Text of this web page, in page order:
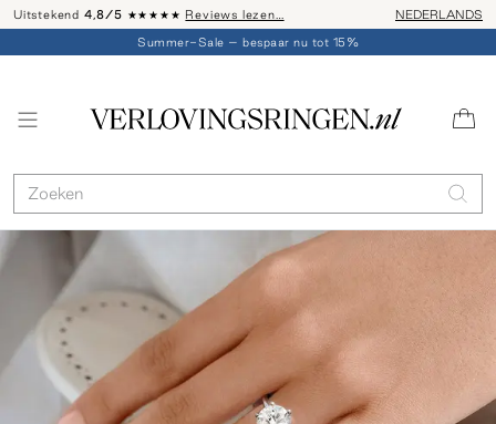
Uitstekend 4,8/5 ★★★★★ Reviews lezen… Advies: 020 -
NEDERLANDS
Summer-Sale – bespaar nu tot 15%